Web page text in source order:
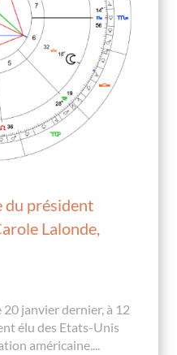
du président
Lalonde,
janvier dernier, à 12
élu des Etats-Unis
américaine....